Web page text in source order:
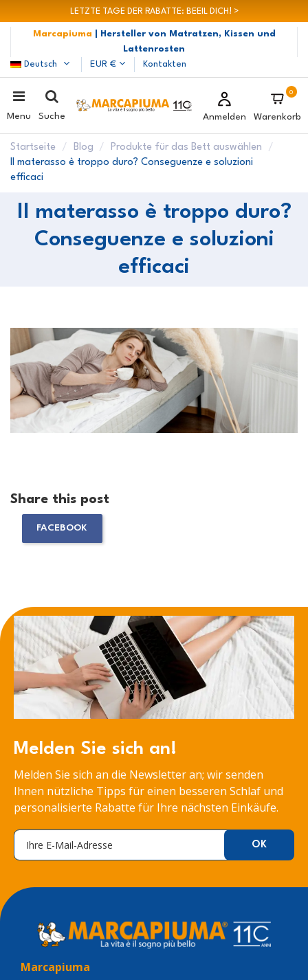
LETZTE TAGE DER RABATTE: BEEIL DICH! >
Marcapiuma
| Hersteller von Matratzen, Kissen und
Lattenrosten
Deutsch
EUR € Kontakten
Menu Suche Anmelden
0
Warenkorb
Startseite Blog
Produkte für das Bett auswählen
Il materasso è troppo duro? Conseguenze e soluzioni
efficaci
Il materasso è troppo duro?
Conseguenze e soluzioni
efficaci
Share this post
FACEBOOK
Melden Sie sich an!
Melden Sie sich an die Newsletter an; wir senden
Ihnen nützliche Tipps für einen besseren Schlaf und
personalisierte Rabatte für Ihre nächsten Einkäufe.
Marcapiuma